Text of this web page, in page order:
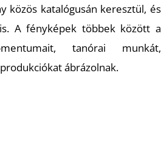
közös katalógusán keresztül, és
A fényképek többek között a
tanórai munkát,
ábrázolnak.